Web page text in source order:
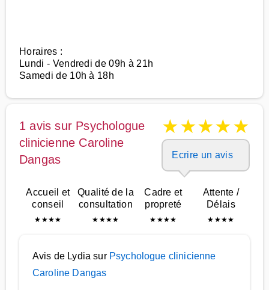
Horaires :
Lundi - Vendredi de 09h à 21h
Samedi de 10h à 18h
1 avis sur Psychologue
clinicienne Caroline
Dangas
★★★★★
Ecrire un avis
Accueil et
conseil
★ ★★★
Qualité de la
consultation
★ ★★★
Cadre et
propreté
★ ★★★
Attente /
Délais
★ ★★★
Avis de Lydia sur Psychologue clinicienne
Caroline Dangas